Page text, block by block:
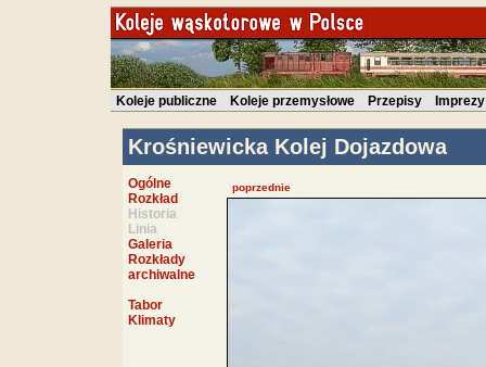
Koleje publiczne Koleje przemysłowe Przepisy Imprezy
Krośniewicka Kolej Dojazdowa
Ogólne
Rozkład
Historia
Linia
Galeria
Rozkłady
archiwalne
Tabor
Klimaty
poprzednie